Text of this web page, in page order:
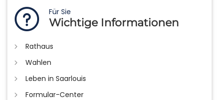
Für Sie
Wichtige Informationen
Rathaus
Wahlen
Leben in Saarlouis
Formular-Center